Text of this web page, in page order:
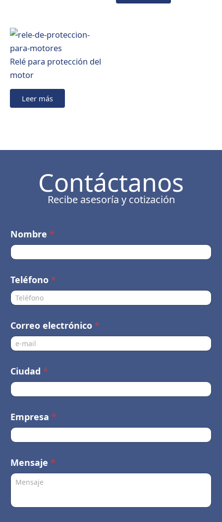
Relé para protección del
motor
Leer más
Contáctanos
Recibe asesoría y cotización
T
e
l
f
o
n
N
o
m
b
e
Nombre *
Teléfono *
Correo electrónico *
Ciudad *
Empresa *
Mensaje *